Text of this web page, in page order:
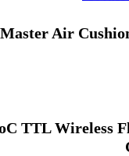
Air
TTL Wireless